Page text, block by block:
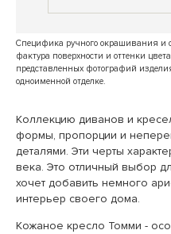
Специфика ручного окрашивания и
фактура поверхности и оттенки
представленных фотографий
одноименной отделке.
Коллекцию диванов и
формы, пропорции и
деталями. Эти черты
века. Это отличный выбор
хочет добавить немного
интерьер своего дома.
Кожаное кресло Томми -